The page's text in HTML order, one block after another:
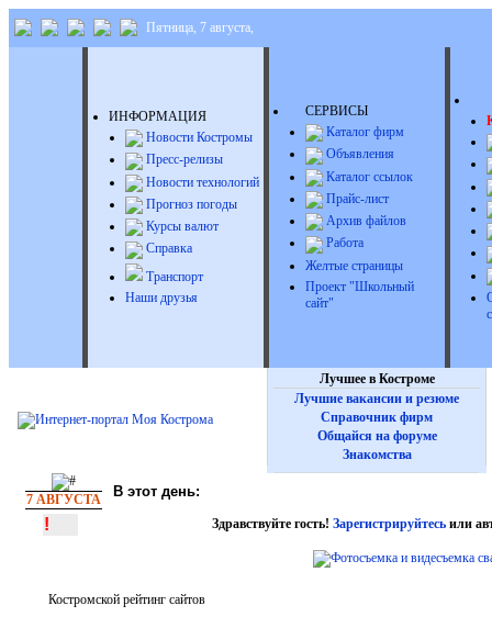
Пятница, 7 августа,
ИНФОРМАЦИЯ
Новости Костромы
Пресс-релизы
Новости технологий
Прогноз погоды
Курсы валют
Справка
Транспорт
Наши друзья
СЕРВИСЫ
Каталог фирм
Объявления
Каталог ссылок
Прайс-лист
Архив файлов
Работа
Желтые страницы
Проект "Школьный
сайт"
Лучшее в Костроме
Лучшие вакансии и резюме
Справочник фирм
Общайся на форуме
Знакомства
7 АВГУСТА В этот день:
! Здравствуйте гость! Зарегистрируйтесьили
Костромской рейтинг сайтов